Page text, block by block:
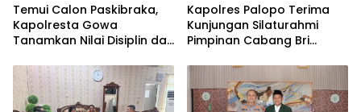
Temui Calon Paskibraka,
Kapolresta Gowa
Tanamkan Nilai Disiplin dan
Kapolres Palopo Terima
Kunjungan Silaturahmi
Pimpinan Cabang Bri